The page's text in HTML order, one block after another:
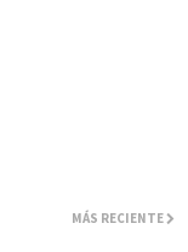
MÁS RECIENTE